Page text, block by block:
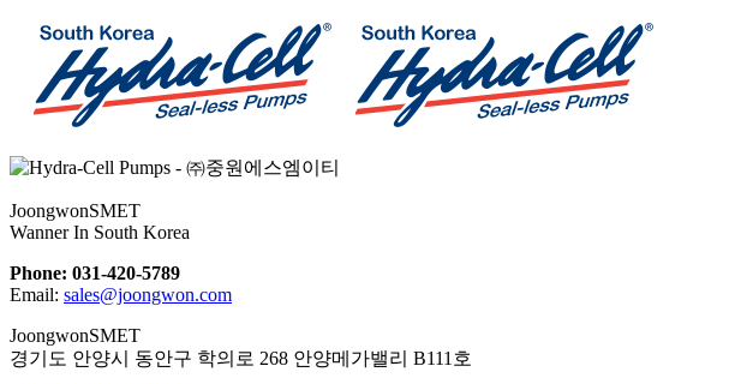
JoongwonSMET
Wanner In South Korea
Phone: 031-420-5789
Email: sales@joongwon.com
JoongwonSMET
경기도 안양시 동안구 학의로 268 안양메가밸리 B111호